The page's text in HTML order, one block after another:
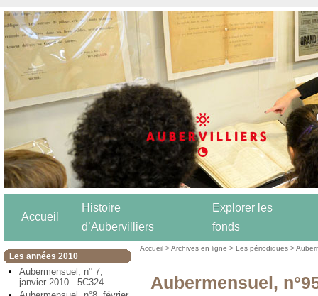
Accueil
Histoire
d’Aubervilliers
Explorer les
fonds
Les années 2010
Aubermensuel, n° 7,
janvier 2010 . 5C324
Accueil >Archives en ligne >Les périodiques >
Aubermensuel,